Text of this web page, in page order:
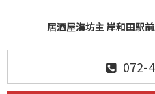
居酒屋海坊主 岸和田駅
072-